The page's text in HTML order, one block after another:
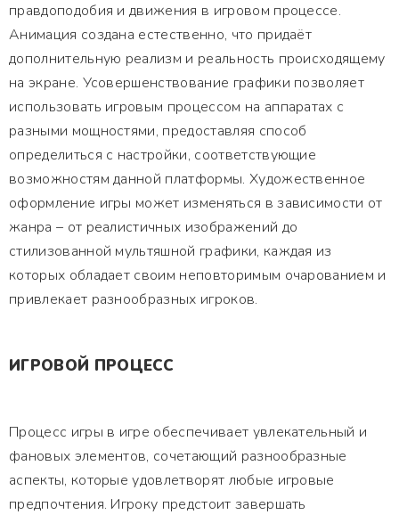
правдоподобия и движения в игровом процессе.
Анимация создана естественно, что придаёт
дополнительную реализм и реальность происходящему
на экране. Усовершенствование графики позволяет
использовать игровым процессом на аппаратах с
разными мощностями, предоставляя способ
определиться с настройки, соответствующие
возможностям данной платформы. Художественное
оформление игры может изменяться в зависимости от
жанра – от реалистичных изображений до
стилизованной мультяшной графики, каждая из
которых обладает своим неповторимым очарованием и
привлекает разнообразных игроков.
ИГРОВОЙ ПРОЦЕСС
Процесс игры в игре обеспечивает увлекательный и
фановых элементов, сочетающий разнообразные
аспекты, которые удовлетворят любые игровые
предпочтения. Игроку предстоит завершать